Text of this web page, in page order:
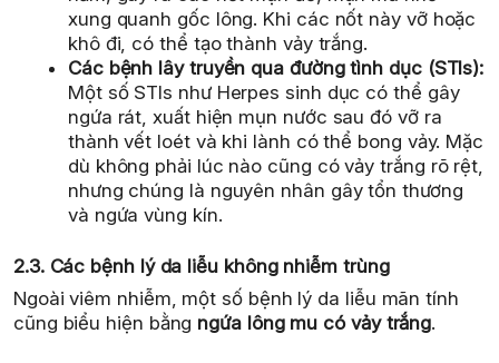
xung quanh gốc lông. Khi các nốt này vỡ hoặc
khô đi, có thể tạo thành vảy trắng.
Các bệnh lây truyền qua đường tình dục (STIs):
Một số STIs như Herpes sinh dục có thể gây
ngứa rát, xuất hiện mụn nước sau đó vỡ ra
thành vết loét và khi lành có thể bong vảy. Mặc
dù không phải lúc nào cũng có vảy trắng rõ rệt,
nhưng chúng là nguyên nhân gây tổn thương
và ngứa vùng kín.
2.3. Các bệnh lý da liễu không nhiễm trùng
Ngoài viêm nhiễm, một số bệnh lý da liễu mãn tính
cũng biểu hiện bằng ngứa lông mu có vảy trắng.